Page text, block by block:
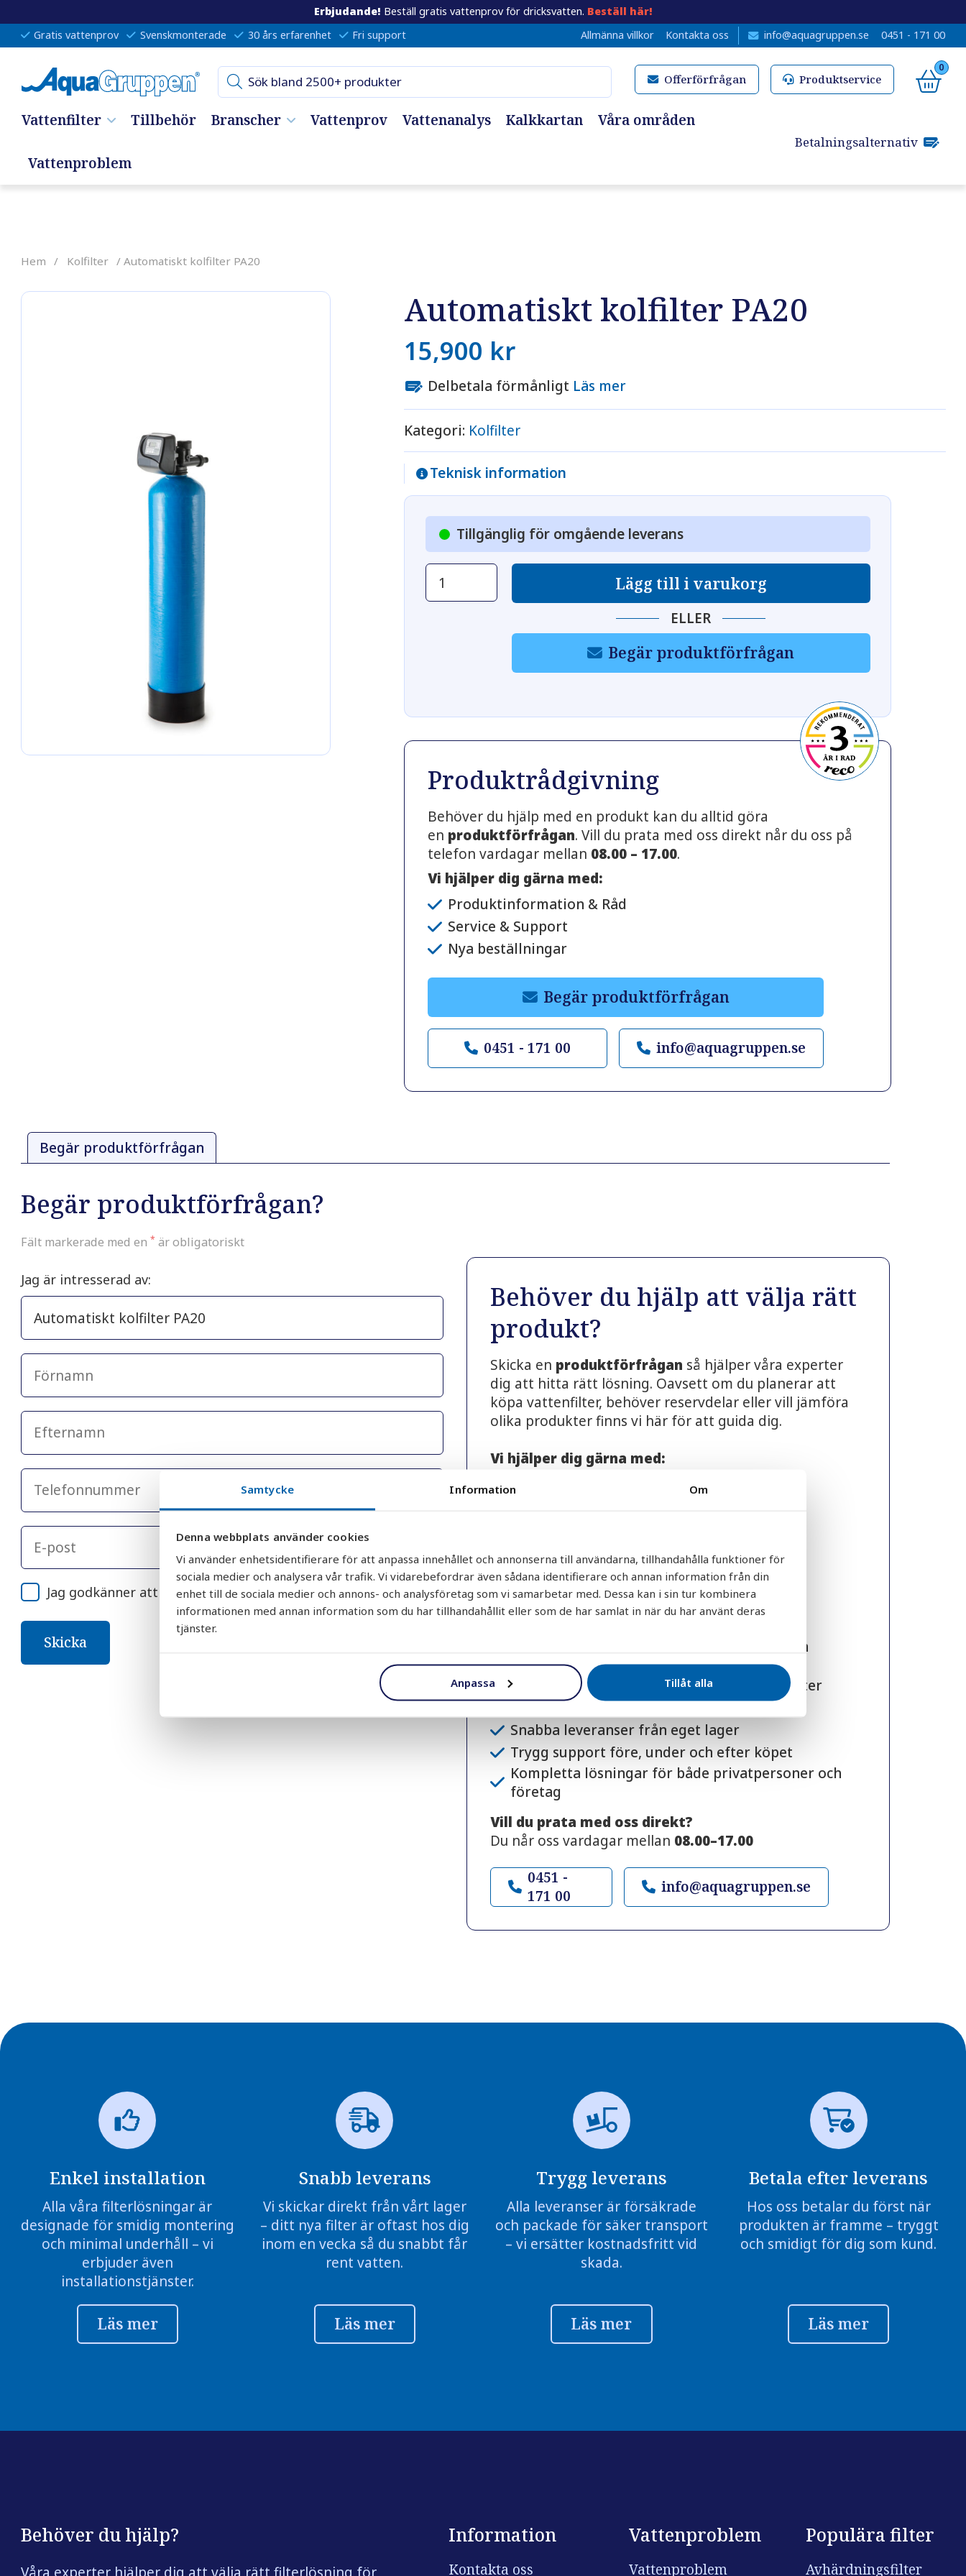
Samtycke Information Om
Denna webbplats använder cookies
Vi använder enhetsidentifierare för att anpassa innehållet och annonserna till användarna, tillhandahålla funktioner för
sociala medier och analysera vår trafik. Vi vidarebefordrar även sådana identifierare och annan information från din
enhet till de sociala medier och annons- och analysföretag som vi samarbetar med. Dessa kan i sin tur kombinera
informationen med annan information som du har tillhandahållit eller som de har samlat in när du har använt deras
tjänster.
Anpassa Tillåt alla
Erbjudande! Beställ gratis vattenprov för dricksvatten. Beställ här!
Gratis vattenprov
Svenskmonterade 30 års erfarenhet Fri support Allmänna villkor Kontakta oss info@aquagruppen.se 0451 - 171 00
Offerförfrågan Produktservice
0
Vattenfilter Tillbehör Branscher Vattenprov Vattenanalys Kalkkartan Våra områden
Vattenproblem
Betalningsalternativ
Hem / Kolfilter / Automatiskt kolfilter PA20
Automatiskt kolfilter PA20
15,900 kr
Delbetala förmånligt Läs mer
Kategori: Kolfilter
Teknisk information
Tillgänglig för omgående leverans
Automatiskt
kolfilter
Lägg till i varukorg
ELLER
Begär produktförfrågan
Produktrådgivning
Behöver du hjälp med en produkt kan du alltid göra
en produktförfrågan. Vill du prata med oss direkt når du oss på
telefon vardagar mellan 08.00 – 17.00.
Vi hjälper dig gärna med:
Produktinformation & Råd
Service & Support
Nya beställningar
Begär produktförfrågan
0451 - 171 00 info@aquagruppen.se
Begär produktförfrågan
Begär produktförfrågan?
Fält markerade med en * är obligatoriskt
Jag är intresserad av:
Jag godkänner att AquaGruppens integritetspolicy.*
Behöver du hjälp att välja rätt
produkt?
Skicka en produktförfrågan så hjälper våra experter
dig att hitta rätt lösning. Oavsett om du planerar att
köpa vattenfilter, behöver reservdelar eller vill jämföra
olika produkter finns vi här för att guida dig.
Vi hjälper dig gärna med:
Produktrekommendationer och rådgivning
Reservdelar och kompatibilitet
Leverans- och lagerfrågor
Nya beställningar och projektplanering
Över 30 års erfarenhet inom vattenfilter och
tillbehör
Personlig rådgivning från kunniga specialister
Snabba leveranser från eget lager
Trygg support före, under och efter köpet
Kompletta lösningar för både privatpersoner och
företag
Vill du prata med oss direkt?
Du når oss vardagar mellan 08.00–17.00
0451 -
171 00
info@aquagruppen.se
Enkel installation
Alla våra filterlösningar är
designade för smidig montering
och minimal underhåll – vi
erbjuder även
installationstjänster.
Läs mer
Snabb leverans
Vi skickar direkt från vårt lager
– ditt nya filter är oftast hos dig
inom en vecka så du snabbt får
rent vatten.
Läs mer
Trygg leverans
Alla leveranser är försäkrade
och packade för säker transport
– vi ersätter kostnadsfritt vid
skada.
Läs mer
Betala efter leverans
Hos oss betalar du först när
produkten är framme – tryggt
och smidigt för dig som kund.
Läs mer
Behöver du hjälp?
Våra experter hjälper dig att välja rätt filterlösning för
Information
Kontakta oss
Vattenproblem
Vattenproblem
Populära filter
Avhärdningsfilter